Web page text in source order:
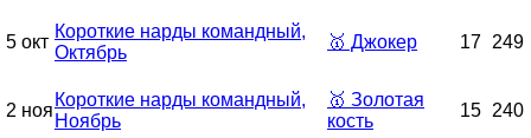
5 окт
Короткие нарды командный,
Октябрь
🥇 Джокер 17 249
2 ноя
Короткие нарды командный,
Ноябрь
🥇 Золотая
кость
15 240